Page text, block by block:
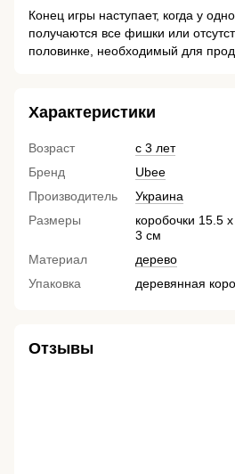
Конец игры наступает, когда у
получаются все фишки или
половинке, необходимый для
Характеристики
Возраст
с 3 лет
Бренд
Ubee
Производитель
Украина
Размеры
коробочки 15.5
3 см
Материал
дерево
Упаковка
деревянная
Отзывы